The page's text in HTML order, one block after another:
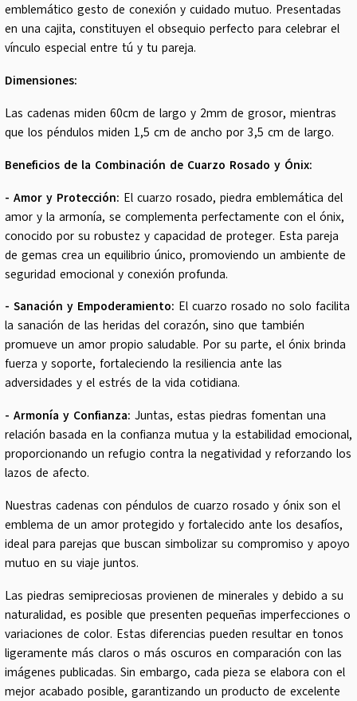
emblemático gesto de conexión y cuidado mutuo. Presentadas
en una cajita, constituyen el obsequio perfecto para celebrar el
vínculo especial entre tú y tu pareja.
Dimensiones:
Las cadenas miden 60cm de largo y 2mm de grosor, mientras
que los péndulos miden 1,5 cm de ancho por 3,5 cm de largo.
Beneficios de la Combinación de Cuarzo Rosado y Ónix:
- Amor y Protección: El cuarzo rosado, piedra emblemática del
amor y la armonía, se complementa perfectamente con el ónix,
conocido por su robustez y capacidad de proteger. Esta pareja
de gemas crea un equilibrio único, promoviendo un ambiente de
seguridad emocional y conexión profunda.
- Sanación y Empoderamiento: El cuarzo rosado no solo facilita
la sanación de las heridas del corazón, sino que también
promueve un amor propio saludable. Por su parte, el ónix brinda
fuerza y soporte, fortaleciendo la resiliencia ante las
adversidades y el estrés de la vida cotidiana.
- Armonía y Confianza: Juntas, estas piedras fomentan una
relación basada en la confianza mutua y la estabilidad emocional,
proporcionando un refugio contra la negatividad y reforzando los
lazos de afecto.
Nuestras cadenas con péndulos de cuarzo rosado y ónix son el
emblema de un amor protegido y fortalecido ante los desafíos,
ideal para parejas que buscan simbolizar su compromiso y apoyo
mutuo en su viaje juntos.
Las piedras semipreciosas provienen de minerales y debido a su
naturalidad, es posible que presenten pequeñas imperfecciones o
variaciones de color. Estas diferencias pueden resultar en tonos
ligeramente más claros o más oscuros en comparación con las
imágenes publicadas. Sin embargo, cada pieza se elabora con el
mejor acabado posible, garantizando un producto de excelente